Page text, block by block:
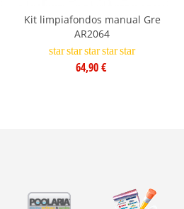
Kit limpiafondos manual Gre
AR2064
starstarstarstarstar
64,90 €